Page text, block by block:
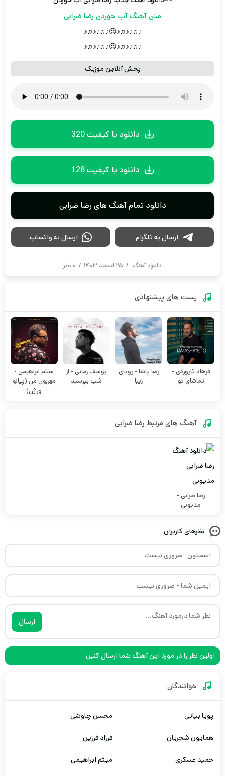
متن آهنگ آب خوردن رضا ضرابی
♪♫♪♪♫♪😍♪♫♪♪♫♪
♪♫♪♪♫♪😍♪♫♪♪♫♪
پخش آنلاین موزیک
دانلود با کیفیت 320
دانلود با کیفیت 128
دانلود تمام آهنگ های رضا ضرابی
ارسال به تلگرام ارسال به واتساپ
دانلود آهنگ / ۲۵ اسفند ۱۴۰۳ / ۰ نظر
پست های پیشنهادی
فرهاد تاروردی -
تماشای تو
رضا پاشا - رویای
زیبا
یوسف زمانی - از
شب بپرسید
میثم ابراهیمی -
مهربون من (پیانو
ورژن)
آهنگ های مرتبط رضا ضرابی
رضا ضرابی -
مدیونی
نظرهای کاربران
ارسال
اولین نظر را در مورد این آهنگ شما ارسال کنین
خوانندگان
پویا بیاتی محسن چاوشی
همایون شجریان فرزاد فرزین
حمید عسکری میثم ابراهیمی